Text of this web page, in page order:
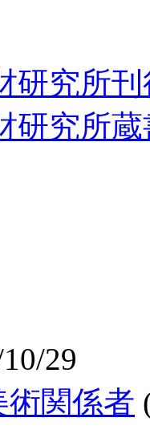
研究所
研究所
29
術関係者